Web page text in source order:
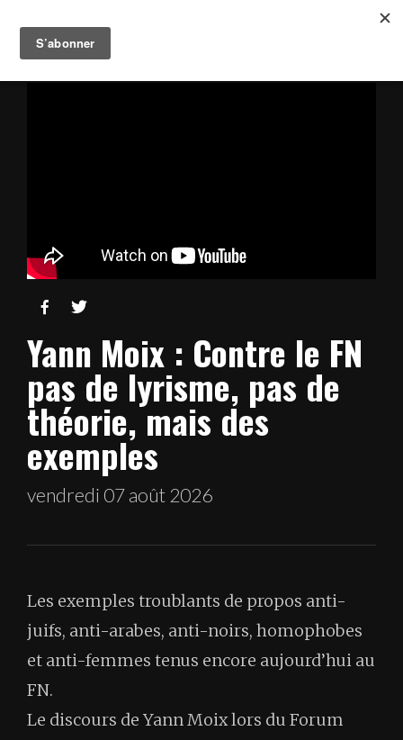
 
Yann Moix : Contre le FN
pas de lyrisme, pas de
théorie, mais des
exemples
vendredi 07 août 2026
Les exemples troublants de propos anti-
juifs, anti-arabes, anti-noirs, homophobes
et anti-femmes tenus encore aujourd’hui au
FN.
Le discours de Yann Moix lors du Forum